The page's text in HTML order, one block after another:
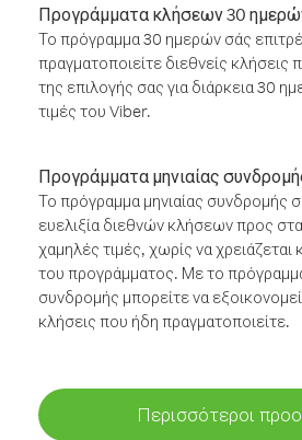
Προγράμματα κλήσεων 30
Το πρόγραμμα 30 ημερών σάς
πραγματοποιείτε διεθνείς
της επιλογής σας για διάρκεια 30
τιμές του Viber.
Προγράμματα μηνιαίας
Το πρόγραμμα μηνιαίας συνδρομής
ευελιξία διεθνών κλήσεων προς
χαμηλές τιμές, χωρίς να
του προγράμματος. Με το
συνδρομής μπορείτε να
κλήσεις που ήδη πραγματοποιείτε.
Περισσότεροι